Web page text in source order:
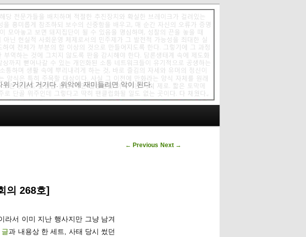
거기서 거기다. 위악에 재미들리면 악이 된다.
Post navigation
← Previous Next →
의 268호]
서 이미 지난 행사지만 그냥 남겨
글과 내용상 한 세트, 사태 당시 썼던